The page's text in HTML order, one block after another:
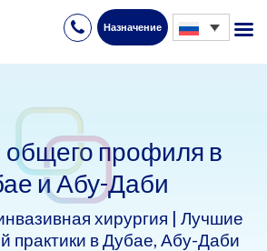
Назначение
общего профиля в
и Абу-Даби
хирургия | Лучшие
практики в Дубае, Абу-Даби